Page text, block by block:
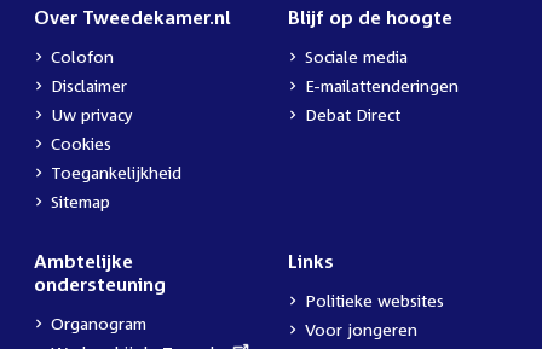
Over Tweedekamer.nl
Colofon
Disclaimer
Uw privacy
Cookies
Toegankelijkheid
Sitemap
Blijf op de hoogte
Sociale media
E-mailattenderingen
Debat Direct
Ambtelijke
ondersteuning
Organogram
Links
Politieke websites
Voor jongeren